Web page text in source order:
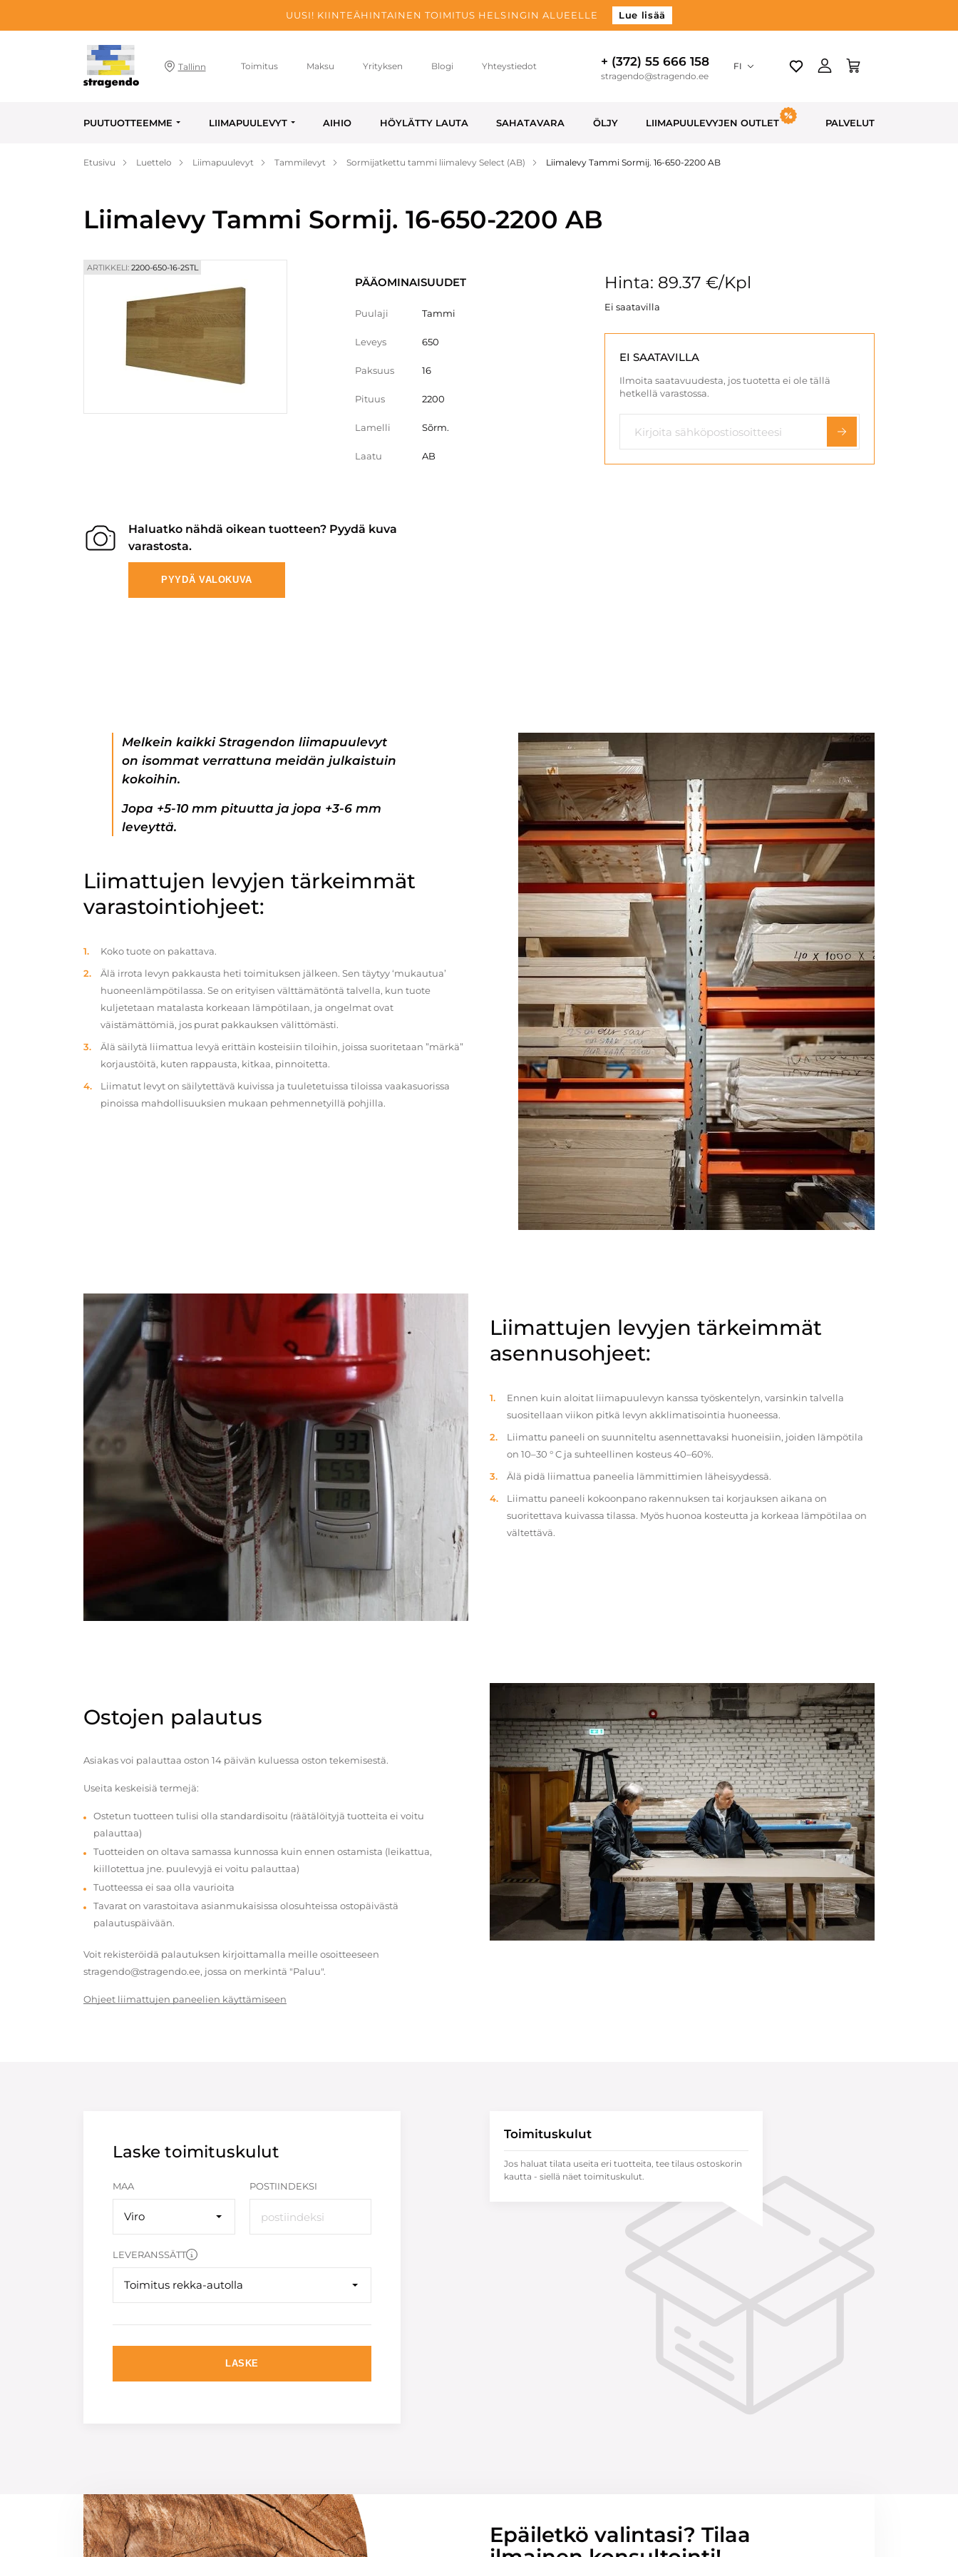
UUSI! KIINTEÄHINTAINEN TOIMITUS HELSINGIN ALUEELLE Lue lisää
Tallinn Toimitus Maksu Yrityksen Blogi Yhteystiedot + (372) 55 666 158
stragendo@stragendo.ee
FI
PUUTUOTTEEMME LIIMAPUULEVYT AIHIO HÖYLÄTTY LAUTA SAHATAVARA ÖLJY LIIMAPUULEVYJEN OUTLET PALVELUT
Etusivu Luettelo Liimapuulevyt Tammilevyt Sormijatkettu tammi liimalevy Select (AB) Liimalevy Tammi Sormij. 16-650-2200 AB
Liimalevy Tammi Sormij. 16-650-2200 AB
ARTIKKELI: 2200-650-16-2STL
PÄÄOMINAISUUDET
Puulaji Tammi
Leveys 650
Paksuus 16
Pituus 2200
Lamelli Sõrm.
Laatu AB
Hinta: 89.37 €/Kpl
Ei saatavilla
EI SAATAVILLA
Ilmoita saatavuudesta, jos tuotetta ei ole tällä
hetkellä varastossa.
Haluatko nähdä oikean tuotteen? Pyydä kuva
varastosta.
PYYDÄ VALOKUVA
Melkein kaikki Stragendon liimapuulevyt
on isommat verrattuna meidän julkaistuin
kokoihin.
Jopa +5-10 mm pituutta ja jopa +3-6 mm
leveyttä.
Liimattujen levyjen tärkeimmät
varastointiohjeet:
Koko tuote on pakattava.
Älä irrota levyn pakkausta heti toimituksen jälkeen. Sen täytyy ‘mukautua’
huoneenlämpötilassa. Se on erityisen välttämätöntä talvella, kun tuote
kuljetetaan matalasta korkeaan lämpötilaan, ja ongelmat ovat
väistämättömiä, jos purat pakkauksen välittömästi.
Älä säilytä liimattua levyä erittäin kosteisiin tiloihin, joissa suoritetaan ”märkä”
korjaustöitä, kuten rappausta, kitkaa, pinnoitetta.
Liimatut levyt on säilytettävä kuivissa ja tuuletetuissa tiloissa vaakasuorissa
pinoissa mahdollisuuksien mukaan pehmennetyillä pohjilla.
Liimattujen levyjen tärkeimmät
asennusohjeet:
Ennen kuin aloitat liimapuulevyn kanssa työskentelyn, varsinkin talvella
suositellaan viikon pitkä levyn akklimatisointia huoneessa.
Liimattu paneeli on suunniteltu asennettavaksi huoneisiin, joiden lämpötila
on 10–30 ° C ja suhteellinen kosteus 40–60%.
Älä pidä liimattua paneelia lämmittimien läheisyydessä.
Liimattu paneeli kokoonpano rakennuksen tai korjauksen aikana on
suoritettava kuivassa tilassa. Myös huonoa kosteutta ja korkeaa lämpötilaa on
vältettävä.
Ostojen palautus
Asiakas voi palauttaa oston 14 päivän kuluessa oston tekemisestä.
Useita keskeisiä termejä:
Ostetun tuotteen tulisi olla standardisoitu (räätälöityjä tuotteita ei voitu
palauttaa)
Tuotteiden on oltava samassa kunnossa kuin ennen ostamista (leikattua,
kiillotettua jne. puulevyjä ei voitu palauttaa)
Tuotteessa ei saa olla vaurioita
Tavarat on varastoitava asianmukaisissa olosuhteissa ostopäivästä
palautuspäivään.
Voit rekisteröidä palautuksen kirjoittamalla meille osoitteeseen
stragendo@stragendo.ee, jossa on merkintä "Paluu".
Ohjeet liimattujen paneelien käyttämiseen
Laske toimituskulut
MAA
Viro
POSTIINDEKSI
LEVERANSSÄTT
Toimitus rekka-autolla
LASKE
Toimituskulut
Jos haluat tilata useita eri tuotteita, tee tilaus ostoskorin
kautta - siellä näet toimituskulut.
Epäiletkö valintasi? Tilaa